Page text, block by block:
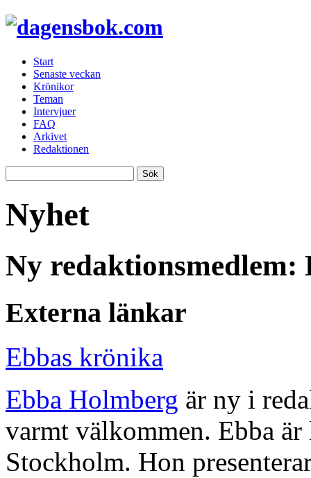
Start
Senaste veckan
Krönikor
Teman
Intervjuer
FAQ
Arkivet
Redaktionen
Nyhet
Ny redaktionsmedlem:
Externa länkar
Ebbas krönika
Ebba Holmberg är ny i
varmt välkommen. Ebba
Stockholm. Hon